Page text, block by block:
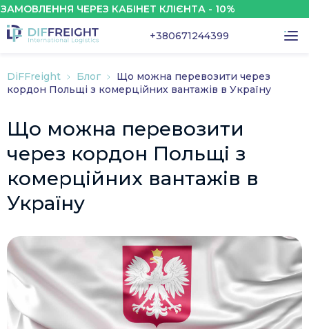
ЧЕРЕЗ КАБІНЕТ КЛІЄНТА - 10%
+380671244399
DiFFreight Блог
Що можна перевозити через
кордон Польщі з комерційних вантажів в Україну
Що можна перевозити
через кордон Польщі з
комерційних вантажів в
Україну